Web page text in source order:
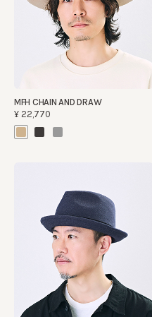
MFH CHAIN AND DRAW
¥22,770